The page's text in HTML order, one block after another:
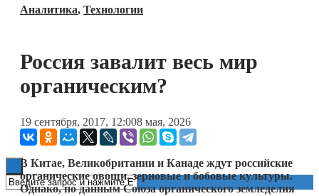
Блокчейн
Книги
Аналитика, Технологии
Россия завалит весь мир
органическим?
19 сентября, 2017, 12:008 мая, 2026
В Китае, Великобритании и Канаде ждут российские
органические овощи, зерновые и бобовые культуры.
Однако, по данным Союза органического земледелия